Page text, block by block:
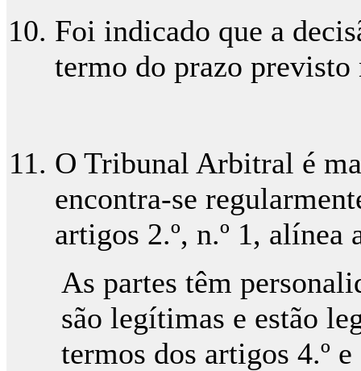
Foi indicado que a
termo do prazo previsto
O Tribunal Arbitral é
encontra-se
artigos 2.º, n.º 1, alínea
As partes têm
são legítimas e estão
termos dos artigos 4.º